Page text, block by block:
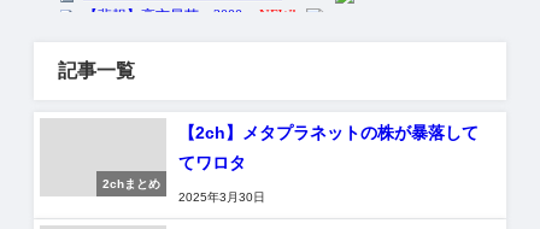
記事一覧
2chまとめ
【2ch】メタプラネットの株が暴落して
てワロタ
2025年3月30日